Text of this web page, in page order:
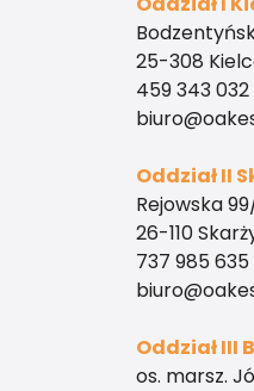
25-308
459 343 032
Oddział II
Rejowska
26-110
737 985 635
Oddział III
os. marsz.